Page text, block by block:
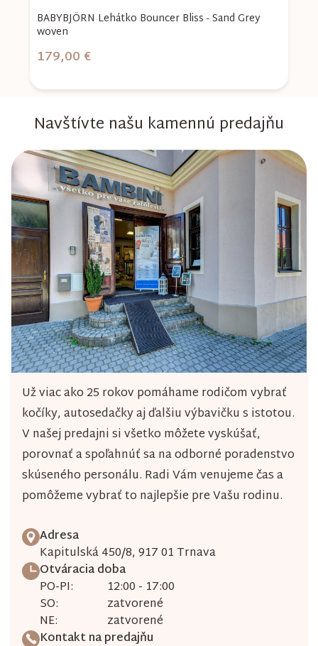
BABYBJÖRN Lehátko Bouncer Bliss - Sand Grey
woven
179,00 €
Navštívte našu kamennú predajňu
Už viac ako 25 rokov pomáhame rodičom vybrať
kočíky, autosedačky aj ďalšiu výbavičku s istotou.
V našej predajni si všetko môžete vyskúšať,
porovnať a spoľahnúť sa na odborné poradenstvo
skúseného personálu. Radi Vám venujeme čas a
pomôžeme vybrať to najlepšie pre Vašu rodinu.
Adresa
Kapitulská 450/8, 917 01 Trnava
Otváracia doba
PO-PI:
12:00 - 17:00
SO:
zatvorené
NE:
zatvorené
Kontakt na predajňu